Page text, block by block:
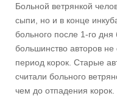
Больной ветрянкой
сыпи, но и в конце
больного после 1-го
большинство авторов не
период корок. Старые
считали больного
чем до отпадения